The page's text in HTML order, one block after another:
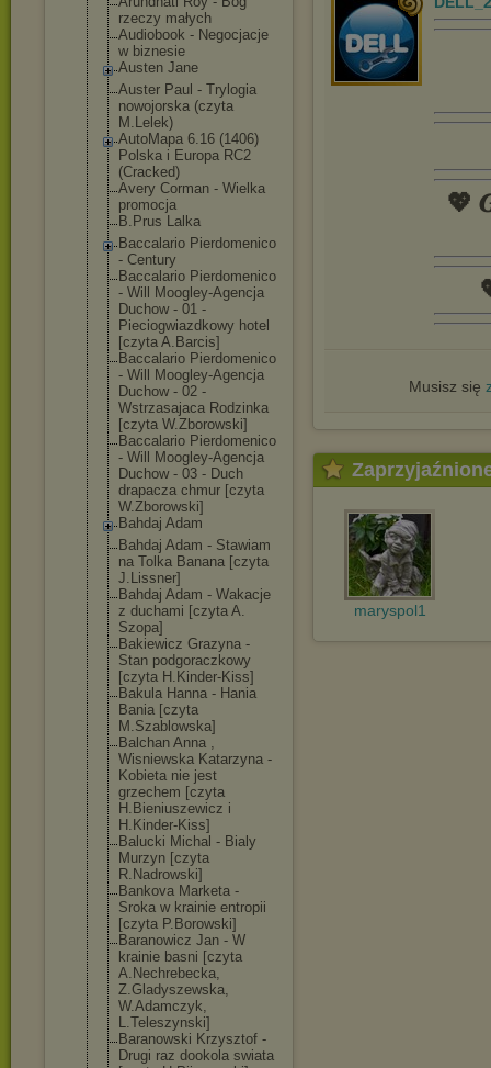
rzeczy małych
Audiobook - Negocjacje
w biznesie
Austen Jane
Auster Paul - Trylogia
nowojorska (czyta
M.Lelek)
AutoMapa 6.16 (1406)
Polska i Europa RC2
(Cracked)
Avery Corman - Wielka
promocja
B.Prus Lalka
Baccalario Pierdomenico
- Century
Baccalario Pierdomenico
- Will Moogley-Agencja
Duchow - 01 -
Pieciogwiazdkowy hotel
[czyta A.Barcis]
Baccalario Pierdomenico
- Will Moogley-Agencja
Duchow - 02 -
Wstrzasajaca Rodzinka
[czyta W.Zborowski]
Baccalario Pierdomenico
- Will Moogley-Agencja
Duchow - 03 - Duch
drapacza chmur [czyta
W.Zborowski]
Bahdaj Adam
Bahdaj Adam - Stawiam
na Tolka Banana [czyta
J.Lissner]
Bahdaj Adam - Wakacje
z duchami [czyta A.
Szopa]
Bakiewicz Grazyna -
Stan podgoraczkowy
[czyta H.Kinder-Kiss]
Bakula Hanna - Hania
Bania [czyta
M.Szablowska]
Balchan Anna ,
Wisniewska Katarzyna -
Kobieta nie jest
grzechem [czyta
H.Bieniuszewicz i
H.Kinder-Kiss]
Balucki Michal - Bialy
Murzyn [czyta
R.Nadrowski]
Bankova Marketa -
Sroka w krainie entropii
[czyta P.Borowski]
Baranowicz Jan - W
krainie basni [czyta
A.Nechrebecka,
Z.Gladyszewska,
W.Adamczyk,
L.Teleszynski]
Baranowski Krzysztof -
Drugi raz dookola swiata
💖
Musisz się
maryspol1